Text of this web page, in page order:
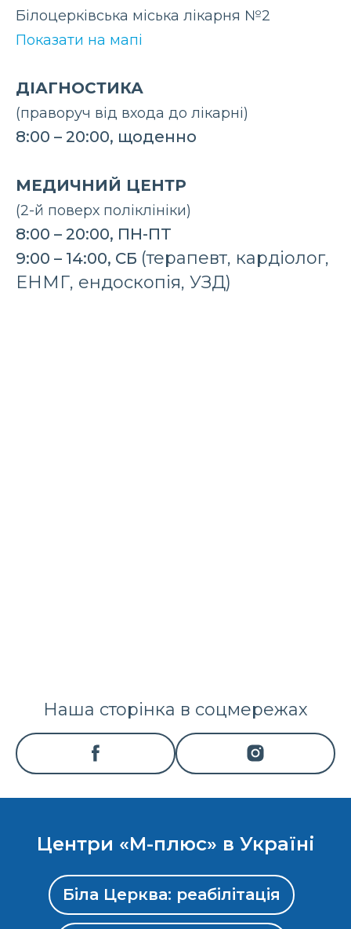
Білоцерківська міська лікарня №2
Показати на мапі
ДІАГНОСТИКА
(праворуч від входа до лікарні)
8:00 – 20:00, щоденно
МЕДИЧНИЙ ЦЕНТР
(2-й поверх поліклініки)
8:00 – 20:00, ПН-ПТ
9:00 – 14:00, СБ (терапевт, кардіолог,
ЕНМГ, ендоскопія, УЗД)
Наша сторінка в соцмережах
Центри «М-плюс» в Україні
Біла Церква: реабілітація